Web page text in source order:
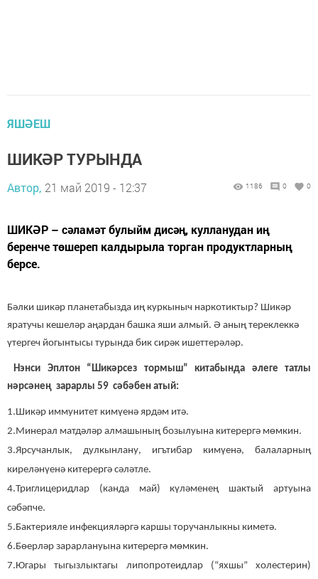
ЯШӘЕШ
ШИКӘР ТУРЫНДА
Автор, 21 май 2019 - 12:37 1186 0 0
ШИКӘР – сәламәт булыйм дисәң, кулланудан иң
беренче төшереп калдырыла торган продуктларның
берсе.
Бәлки шикәр планетабызда иң куркыныч наркотиктыр? Шикәр
яратучы кешеләр аңардан башка яши алмый. Ә аның тереклеккә
үтергеч йогынтысы турында бик сирәк ишеттерәләр.
Нэнси Эплтон “Шикәрсез тормыш” китабында әлеге татлы
нәрсәнең зарарлы 59 сәбәбен атый:
1.Шикәр иммунитет кимүенә ярдәм итә.
2.Минерал матдәләр алмашының бозылуына китерергә мөмкин.
3.Ярсучанлык, дулкынлану, игътибар кимүенә, балаларның
киреләнүенә китерергә сәләтле.
4.Триглицеридлар (канда май) күләменең шактый артуына
сәбәпче.
5.Бактерияле инфекцияләргә каршы торучанлыкны киметә.
6.Бөерләр зарарлануына китерергә мөмкин.
7.Югары тыгызлыктагы липопротеидлар (“яхшы” холестерин)